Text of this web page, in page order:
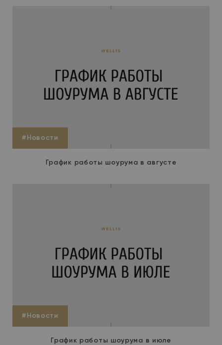
#Новости
График работы шоурума в августе
#Новости
График работы шоурума в июле